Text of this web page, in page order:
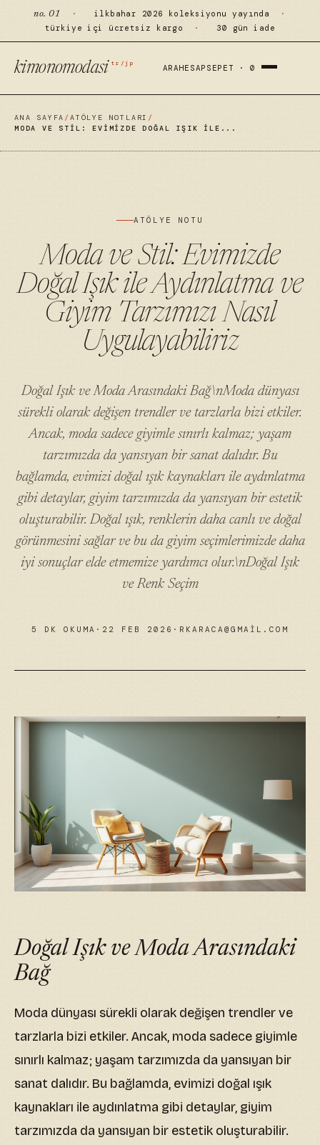
no. 01 · ilkbahar 2026 koleksiyonu yayında
·
türkiye içi ücretsiz kargo
· 30 gün iade
kimonomodasi tr/jp
ARAHESAP SEPET ·0
ANA SAYFA /ATÖLYE NOTLARI /
MODA VE STIL: EVIMIZDE DOĞAL IŞIK ILE...
ATÖLYE NOTU
Moda ve Stil: Evimizde
Doğal Işık ile Aydınlatma ve
Giyim Tarzımızı Nasıl
Uygulayabiliriz
Doğal Işık ve Moda Arasındaki Bağ\nModa dünyası
sürekli olarak değişen trendler ve tarzlarla bizi etkiler.
Ancak, moda sadece giyimle sınırlı kalmaz; yaşam
tarzımızda da yansıyan bir sanat dalıdır. Bu
bağlamda, evimizi doğal ışık kaynakları ile aydınlatma
gibi detaylar, giyim tarzımızda da yansıyan bir estetik
oluşturabilir. Doğal ışık, renklerin daha canlı ve doğal
görünmesini sağlar ve bu da giyim seçimlerimizde daha
iyi sonuçlar elde etmemize yardımcı olur.\nDoğal Işık
ve Renk Seçim
5 DK OKUMA · 22 FEB 2026 · RKARACA@GMAIL.COM
Doğal Işık ve Moda Arasındaki
Bağ
Moda dünyası sürekli olarak değişen trendler ve
tarzlarla bizi etkiler. Ancak, moda sadece giyimle
sınırlı kalmaz; yaşam tarzımızda da yansıyan bir
sanat dalıdır. Bu bağlamda, evimizi doğal ışık
kaynakları ile aydınlatma gibi detaylar, giyim
tarzımızda da yansıyan bir estetik oluşturabilir.